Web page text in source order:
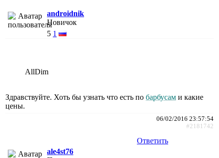
androidnik
Новичок
5 1
AllDim
Здравствуйте. Хоть бы узнать что есть по барбусам и какие
цены.
06/02/2016 23:57:54
#2181742
Ответить
ale4st76